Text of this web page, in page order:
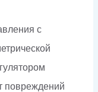
с
повреждений